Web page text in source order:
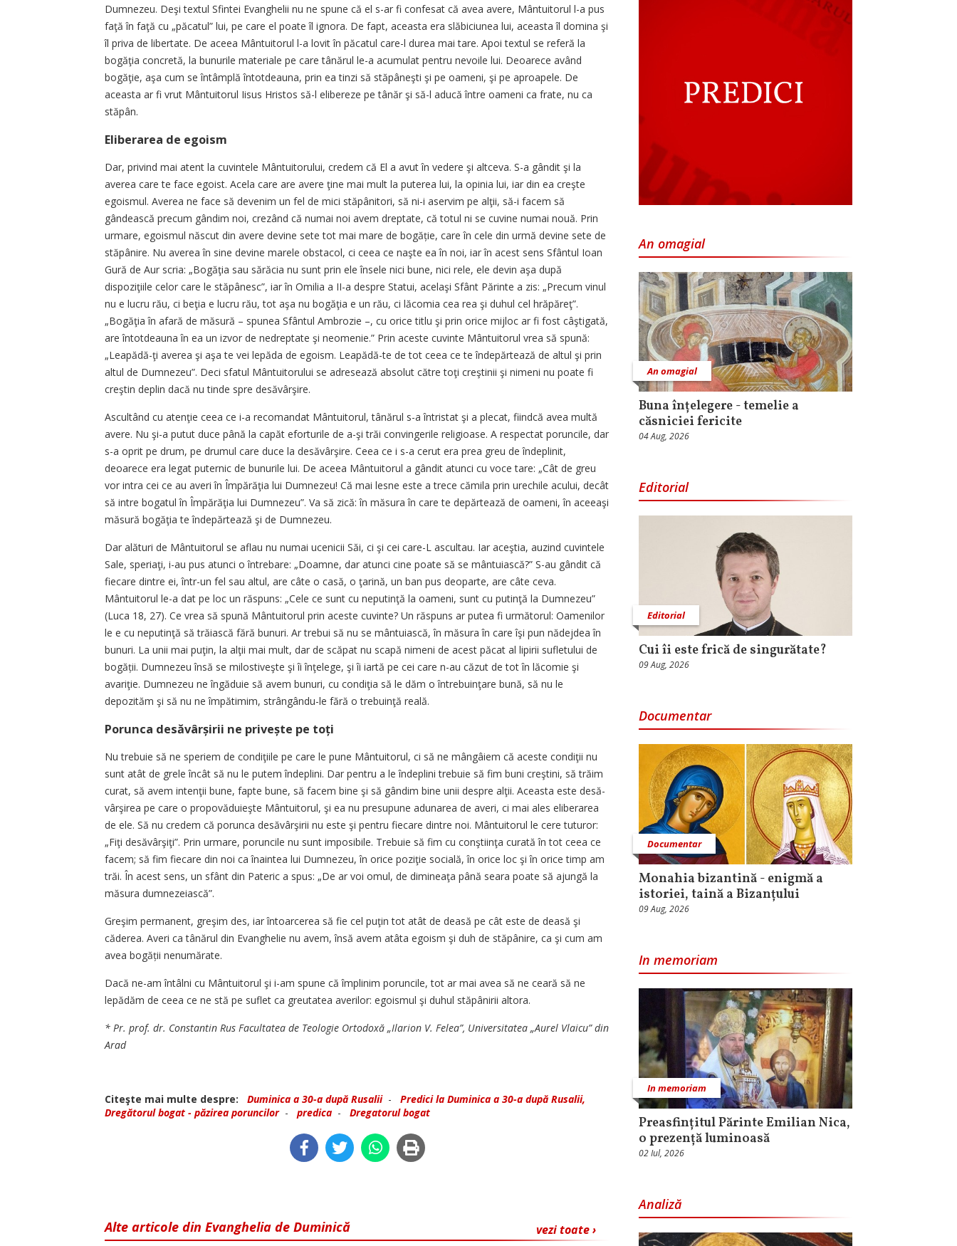
Dumnezeu. Deşi textul Sfintei Evanghelii nu ne spune că el s-ar fi confesat că avea avere, Mântuitorul l-a pus
faţă în faţă cu „păcatul” lui, pe care el poate îl ignora. De fapt, aceasta era slăbiciunea lui, aceasta îl domina şi
îl priva de libertate. De aceea Mântuitorul l-a lovit în păcatul care-l durea mai tare. Apoi textul se referă la
bogăţia concretă, la bunurile materiale pe care tânărul le-a acumulat pentru nevoile lui. Deoarece având
bogăţie, aşa cum se întâmplă întotdeauna, prin ea tinzi să stăpâneşti şi pe oameni, şi pe aproapele. De
aceasta ar fi vrut Mântuitorul Iisus Hristos să-l elibereze pe tânăr şi să-l aducă între oameni ca frate, nu ca
stăpân.
Eliberarea de egoism
Dar, privind mai atent la cuvintele Mântuitorului, credem că El a avut în vedere şi altceva. S-a gândit şi la
averea care te face egoist. Acela care are avere ţine mai mult la puterea lui, la opinia lui, iar din ea creşte
egoismul. Averea ne face să devenim un fel de mici stăpânitori, să ni-i aservim pe alţii, să-i facem să
gândească precum gândim noi, crezând că numai noi avem dreptate, că totul ni se cuvine numai nouă. Prin
urmare, egoismul născut din avere devine sete tot mai mare de bogăție, care în cele din urmă devine sete de
stăpânire. Nu averea în sine devine marele obstacol, ci ceea ce naşte ea în noi, iar în acest sens Sfântul Ioan
Gură de Aur scria: „Bogăţia sau sărăcia nu sunt prin ele însele nici bune, nici rele, ele devin aşa după
dispoziţiile celor care le stăpânesc”, iar în Omilia a II-a despre Statui, acelaşi Sfânt Părinte a zis: „Precum vinul
nu e lucru rău, ci beţia e lucru rău, tot aşa nu bogăţia e un rău, ci lăcomia cea rea şi duhul cel hrăpăreţ”.
„Bogăţia în afară de măsură – spunea Sfântul Ambrozie –, cu orice titlu şi prin orice mijloc ar fi fost câştigată,
are întotdeauna în ea un izvor de nedreptate şi neomenie.” Prin aceste cuvinte Mântuitorul vrea să spună:
„Leapădă-ţi averea şi aşa te vei lepăda de egoism. Leapădă-te de tot ceea ce te îndepărtează de altul şi prin
altul de Dumnezeu”. Deci sfatul Mântuitorului se adresează absolut către toţi creştinii şi nimeni nu poate fi
creştin deplin dacă nu tinde spre desăvârşire.
Ascultând cu atenţie ceea ce i-a recomandat Mântuitorul, tânărul s-a întristat şi a plecat, fiindcă avea multă
avere. Nu şi-a putut duce până la capăt eforturile de a-şi trăi convingerile religioase. A respectat poruncile, dar
s-a oprit pe drum, pe drumul care duce la desăvârşire. Ceea ce i s-a cerut era prea greu de îndeplinit,
deoarece era legat puternic de bunurile lui. De aceea Mântuitorul a gândit atunci cu voce tare: „Cât de greu
vor intra cei ce au averi în Împărăţia lui Dumnezeu! Că mai lesne este a trece cămila prin urechile acului, decât
să intre bogatul în Împărăţia lui Dumnezeu”. Va să zică: în măsura în care te depărtează de oameni, în aceeaşi
măsură bogăţia te îndepărtează şi de Dumnezeu.
Dar alături de Mântuitorul se aflau nu numai ucenicii Săi, ci şi cei care-L ascultau. Iar aceştia, auzind cuvintele
Sale, speriaţi, i-au pus atunci o întrebare: „Doamne, dar atunci cine poate să se mântuiască?” S-au gândit că
fiecare dintre ei, într-un fel sau altul, are câte o casă, o ţarină, un ban pus deoparte, are câte ceva.
Mântuitorul le-a dat pe loc un răspuns: „Cele ce sunt cu neputinţă la oameni, sunt cu putinţă la Dumnezeu”
(Luca 18, 27). Ce vrea să spună Mântuitorul prin aceste cuvinte? Un răspuns ar putea fi următorul: Oamenilor
le e cu neputinţă să trăiască fără bunuri. Ar trebui să nu se mântuiască, în măsura în care îşi pun nădejdea în
bunuri. La unii mai puţin, la alţii mai mult, dar de scăpat nu scapă nimeni de acest păcat al lipirii sufletului de
bogății. Dumnezeu însă se milostiveşte şi îi înţelege, şi îi iartă pe cei care n-au căzut de tot în lăcomie şi
avariţie. Dumnezeu ne îngăduie să avem bunuri, cu condiţia să le dăm o întrebuinţare bună, să nu le
depozităm şi să nu ne împătimim, strângându-le fără o trebuinţă reală.
Porunca desăvârșirii ne privește pe toți
Nu trebuie să ne speriem de condiţiile pe care le pune Mântuitorul, ci să ne mângâiem că aceste condiţii nu
sunt atât de grele încât să nu le putem îndeplini. Dar pentru a le îndeplini trebuie să fim buni creştini, să trăim
curat, să avem intenţii bune, fapte bune, să facem bine şi să gândim bine unii despre alţii. Aceasta este desă­
vârşirea pe care o propovăduieşte Mântuitorul, şi ea nu presupune adunarea de averi, ci mai ales eliberarea
de ele. Să nu credem că porunca desăvârşirii nu este şi pentru fiecare dintre noi. Mântuitorul le cere tuturor:
„Fiţi desăvârşiţi”. Prin urmare, poruncile nu sunt imposibile. Trebuie să fim cu conştiinţa curată în tot ceea ce
facem; să fim fiecare din noi ca înaintea lui Dumnezeu, în orice poziţie socială, în orice loc şi în orice timp am
trăi. În acest sens, un sfânt din Pateric a spus: „De ar voi omul, de dimineaţa ­până seara poate să ajungă la
măsura dumnezeiască”.
Greşim permanent, greşim des, iar întoarcerea să fie cel puţin tot atât de deasă pe cât este de deasă şi
căderea. Averi ca tânărul din Evanghelie nu avem, însă avem atâta egoism şi duh de stăpânire, ca şi cum am
avea bogății nenumărate.
Dacă ne-am întâlni cu Mântuitorul şi i-am spune că împlinim poruncile, tot ar mai avea să ne ceară să ne
lepădăm de ceea ce ne stă pe suflet ca greutatea averilor: egoismul şi duhul stăpânirii altora.
* Pr. prof. dr. Constantin Rus Facultatea de Teologie Ortodoxă „Ilarion V. Felea”, Universitatea „Aurel Vlaicu” din
Arad
Citeşte mai multe despre: Duminica a 30-a după Rusalii- Predici la Duminica a 30-a după Rusalii,
Dregătorul bogat - păzirea poruncilor- predica - Dregatorul bogat
vezi toate ›
Alte articole din Evanghelia de Duminică
An omagial
An omagial
Buna înțelegere - temelie a
căsniciei fericite
04 Aug, 2026
Editorial
Editorial
Cui îi este frică de singurătate?
09 Aug, 2026
Documentar
Documentar
Monahia bizantină - enigmă a
istoriei, taină a Bizanțului
09 Aug, 2026
In memoriam
In memoriam
Preasfințitul Părinte Emilian Nica,
o prezență luminoasă
02 Iul, 2026
Analiză